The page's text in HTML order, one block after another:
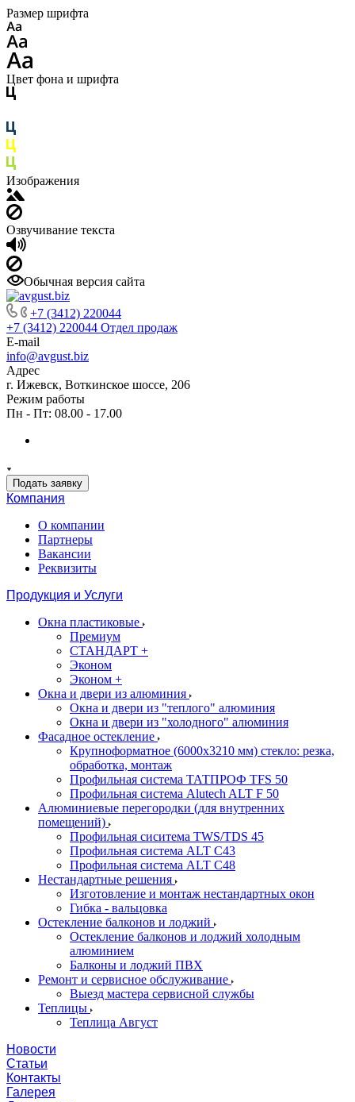
Размер шрифта
Цвет фона и шрифта
Изображения
Озвучивание текста
Обычная версия сайта
+7 (3412) 220044
+7 (3412) 220044 Отдел продаж
E-mail
info@avgust.biz
Адрес
г. Ижевск, Воткинское шоссе, 206
Режим работы
Пн - Пт: 08.00 - 17.00
Подать заявку
Компания
О компании
Партнеры
Вакансии
Реквизиты
Продукция и Услуги
Окна пластиковые
Премиум
СТАНДАРТ +
Эконом
Эконом +
Окна и двери из алюминия
Окна и двери из "теплого" алюминия
Окна и двери из "холодного" алюминия
Фасадное остекление
Крупноформатное (6000x3210 мм) стекло: резка,
обработка, монтаж
Профильная система ТАТПРОФ TFS 50
Профильная система Alutech ALT F 50
Алюминиевые перегородки (для внутренних
помещений)
Профильная сиситема TWS/TDS 45
Профильная система ALT C43
Профильная система ALT C48
Нестандартные решения
Изготовление и монтаж нестандартных окон
Гибка - вальцовка
Остекление балконов и лоджий
Остекление балконов и лоджий холодным
алюминием
Балконы и лоджий ПВХ
Ремонт и сервисное обслуживание
Выезд мастера сервисной службы
Теплицы
Теплица Август
Новости
Статьи
Контакты
Галерея